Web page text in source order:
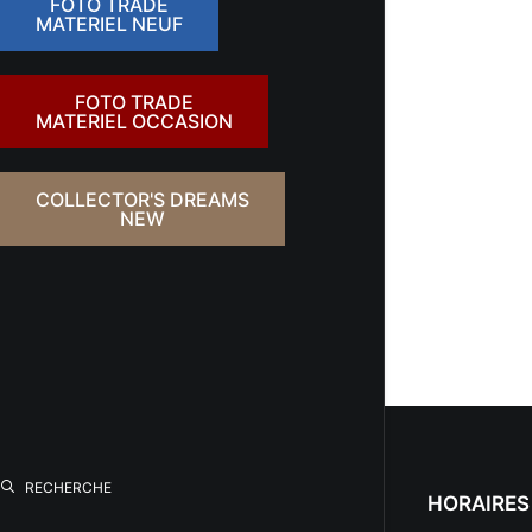
FOTO TRADE
MATERIEL NEUF
FOTO TRADE
MATERIEL OCCASION
COLLECTOR'S DREAMS
NEW
RECHERCHE